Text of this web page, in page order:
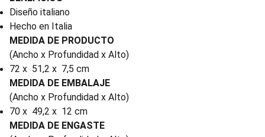
Diseño italiano
Hecho en Italia
MEDIDA DE PRODUCTO
(Ancho x Profundidad x Alto)
72 x 51,2 x 7,5 cm
MEDIDA DE EMBALAJE
(Ancho x Profundidad x Alto)
70 x 49,2 x 12 cm
MEDIDA DE ENGASTE